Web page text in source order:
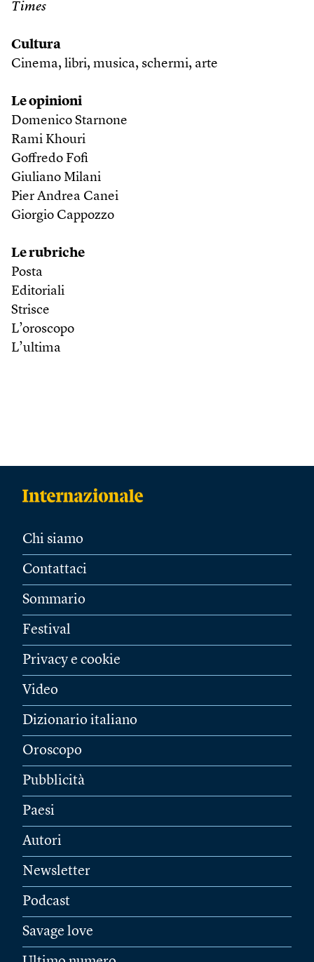
Times
Cultura
Cinema, libri, musica, schermi, arte
Le opinioni
Domenico Starnone
Rami Khouri
Goffredo Fofi
Giuliano Milani
Pier Andrea Canei
Giorgio Cappozzo
Le rubriche
Posta
Editoriali
Strisce
L’oroscopo
L’ultima
Chi siamo
Contattaci
Sommario
Festival
Privacy e cookie
Video
Dizionario italiano
Oroscopo
Pubblicità
Paesi
Autori
Newsletter
Podcast
Savage love